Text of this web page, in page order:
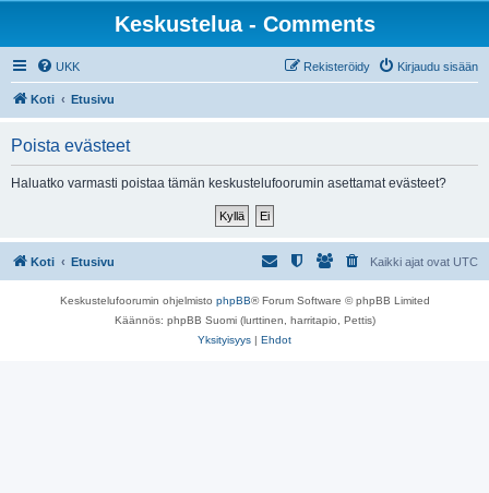
Keskustelua - Comments
UKK Kirjaudu sisään
Rekisteröidy
Koti Etusivu
Poista evästeet
Haluatko varmasti poistaa tämän keskustelufoorumin asettamat evästeet?
Koti Etusivu Kaikki ajat ovat UTC
Keskustelufoorumin ohjelmisto phpBB® Forum Software © phpBB Limited
Käännös: phpBB Suomi (lurttinen, harritapio, Pettis)
Yksityisyys | Ehdot